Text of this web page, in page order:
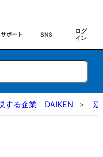
サポート SNS
ログ
イン
する企業 DAIKEN 建